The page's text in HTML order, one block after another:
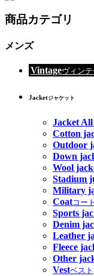
商品カテゴリ
メンズ
Vintageヴィン
Jacketジャケット
Jacket All
Cotton
Outdoor
Down
Wool
Stadium
Military
Coatコート
Sports
Denim
Leather
Fleece
Other
Vestベスト